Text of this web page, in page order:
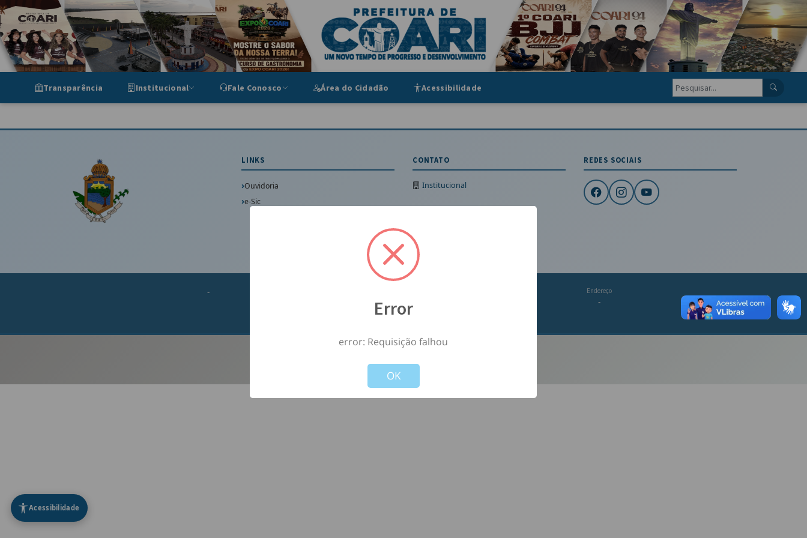
Portal de Transparência Municipal
Transparência Institucional Fale Conosco Área do Cidadão Acessibilidade
LINKS
Ouvidoria
e-Sic
CONTATO
Institucional
REDES SOCIAIS
- Endereço
-
Versão: 1.2.0
Acessibilidade
Error
error: Requisição falhou
OK